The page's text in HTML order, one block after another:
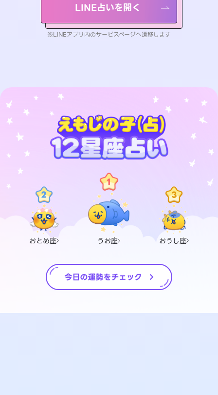
LINE占いを開く
※LINEアプリ内のサービスページへ遷移します
おとめ座 うお座 おうし座